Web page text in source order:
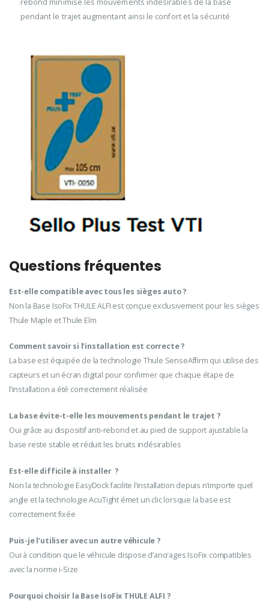
pendant le trajet augmentant ainsi le confort et la sécurité
Questions fréquentes
Est-elle compatible avec tous les sièges auto ?
Non la Base IsoFix THULE ALFI est conçue exclusivement pour les sièges
Thule Maple et Thule Elm
Comment savoir si l’installation est correcte ?
La base est équipée de la technologie Thule SenseAffirm qui utilise des
capteurs et un écran digital pour confirmer que chaque étape de
l’installation a été correctement réalisée
La base évite-t-elle les mouvements pendant le trajet ?
Oui grâce au dispositif anti-rebond et au pied de support ajustable la
base reste stable et réduit les bruits indésirables
Est-elle difficile à installer ?
Non la technologie EasyDock facilite l’installation depuis n’importe quel
angle et la technologie AcuTight émet un clic lorsque la base est
correctement fixée
Puis-je l’utiliser avec un autre véhicule ?
Oui à condition que le véhicule dispose d’ancrages IsoFix compatibles
avec la norme i-Size
Pourquoi choisir la Base IsoFix THULE ALFI ?